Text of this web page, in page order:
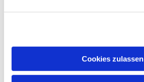
Cookies zulassen